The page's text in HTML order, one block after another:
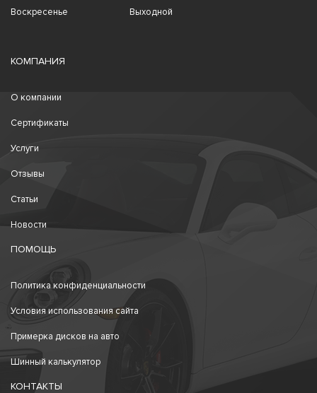
Воскресенье Выходной
КОМПАНИЯ
О компании
Сертификаты
Услуги
Отзывы
Статьи
Новости
ПОМОЩЬ
Политика конфиденциальности
Условия использования сайта
Примерка дисков на авто
Шинный калькулятор
КОНТАКТЫ